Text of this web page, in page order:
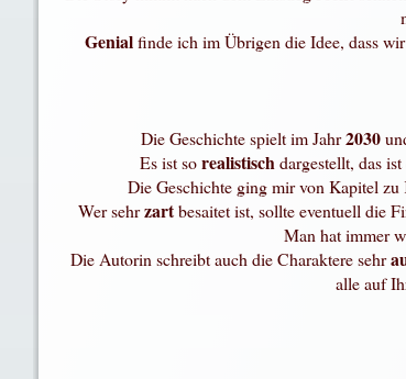
Genialfinde ich imÜbrigendie Idee, dass
Die Geschichte spielt im Jahr2030
Es ist sorealistischdargestellt, das
Die Geschichte ging mir von Kapitel
Wer sehrzartbesaitetist, sollte eventuell die
Man hat immer
Die Autorin schreibt auch die Charaktere sehr
alle auf